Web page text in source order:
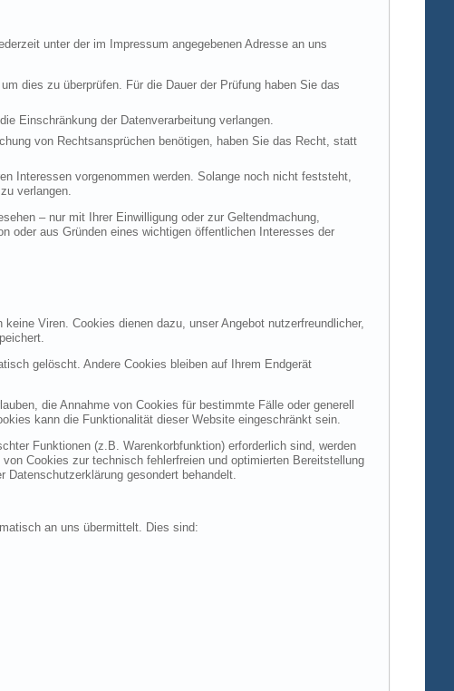
unter der im Impressum angegebenen Adresse an uns
dies zu überprüfen. Für die Dauer der Prüfung haben Sie das
Einschränkung der Datenverarbeitung verlangen.
von Rechtsansprüchen benötigen, haben Sie das Recht, statt
Interessen vorgenommen werden. Solange noch nicht feststeht,
verlangen.
– nur mit Ihrer Einwilligung oder zur Geltendmachung,
oder aus Gründen eines wichtigen öffentlichen Interesses der
Viren. Cookies dienen dazu, unser Angebot nutzerfreundlicher,
gelöscht. Andere Cookies bleiben auf Ihrem Endgerät
die Annahme von Cookies für bestimmte Fälle oder generell
kann die Funktionalität dieser Website eingeschränkt sein.
Funktionen (z.B. Warenkorbfunktion) erforderlich sind, werden
Cookies zur technisch fehlerfreien und optimierten Bereitstellung
gesondert behandelt.
an uns übermittelt. Dies sind: